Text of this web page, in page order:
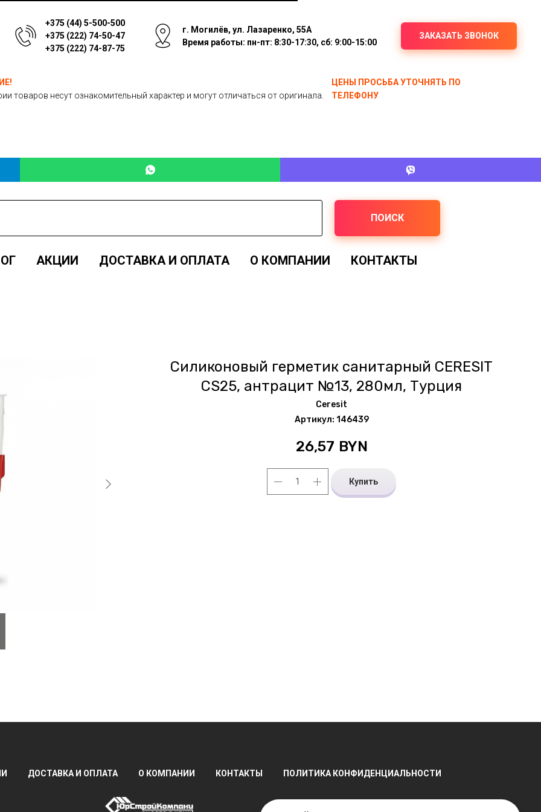
+375 (44) 5-500-500
+375 (222) 74-50-47
+375 (222) 74-87-75
г. Могилёв, ул. Лазаренко, 55А
Время работы: пн-пт: 8:30-17:30, сб: 9:00-15:00
ЗАКАЗАТЬ ЗВОНОК
ЦЕНЫ ПРОСЬБА УТОЧНЯТЬ ПО
ТЕЛЕФОНУ
товаров несут ознакомительный характер и могут отличаться от оригинала.
ПОИСК
АКЦИИ ДОСТАВКА И ОПЛАТА О КОМПАНИИ КОНТАКТЫ
Силиконовый герметик санитарный CERESIT
CS25, антрацит №13, 280мл, Турция
Ceresit
Артикул: 146439
26,57 BYN
Купить
ДОСТАВКА И ОПЛАТА О КОМПАНИИ КОНТАКТЫ ПОЛИТИКА КОНФИДЕНЦИАЛЬНОСТИ